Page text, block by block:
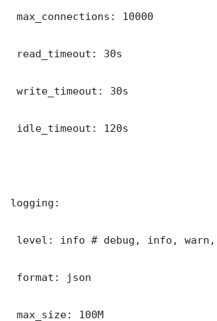
max_connections: 10000
read_timeout: 30s
write_timeout: 30s
idle_timeout: 120s
logging:
level: info # debug, info,
format: json
max_size: 100M